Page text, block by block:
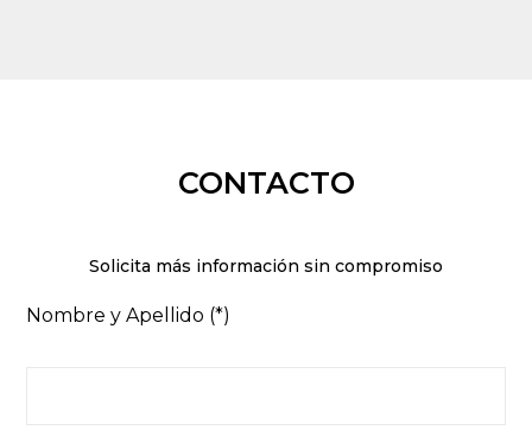
CONTACTO
Solicita más información sin compromiso
Nombre y Apellido (*)